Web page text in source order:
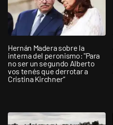
Hernán Madera sobre la
interna del peronismo: "Para
no ser un segundo Alberto
vos tenés que derrotar a
Cristina Kirchner”